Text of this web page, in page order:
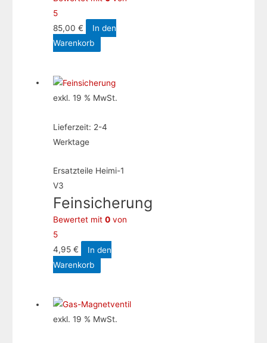
5
85,00€
In den
Warenkorb
exkl. 19 % MwSt.
Lieferzeit: 2-4
Werktage
Ersatzteile Heimi-1
V3
Feinsicherung
Bewertet mit0 von
5
4,95€
In den
Warenkorb
exkl. 19 % MwSt.